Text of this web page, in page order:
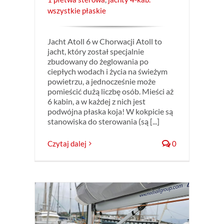
wszystkie płaskie
Jacht Atoll 6 w Chorwacji Atoll to
jacht, który został specjalnie
zbudowany do żeglowania po
ciepłych wodach i życia na świeżym
powietrzu, a jednocześnie może
pomieścić dużą liczbę osób. Mieści aż
6 kabin, a w każdej z nich jest
podwójna płaska koja! W kokpicie są
stanowiska do sterowania (są [...]
Czytaj dalej 0